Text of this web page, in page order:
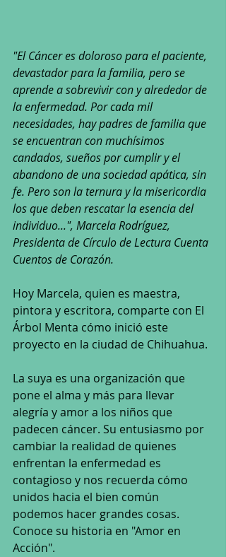
"El Cáncer es doloroso para el paciente,
devastador para la familia, pero se
aprende a sobrevivir con y alrededor de
la enfermedad. Por cada mil
necesidades, hay padres de familia que
se encuentran con muchísimos
candados, sueños por cumplir y el
abandono de una sociedad apática, sin
fe. Pero son la ternura y la misericordia
los que deben rescatar la esencia del
individuo...", Marcela Rodríguez,
Presidenta de Círculo de Lectura Cuenta
Cuentos de Corazón.
Hoy Marcela, quien es maestra,
pintora y escritora, comparte con El
Árbol Menta cómo inició este
proyecto en la ciudad de Chihuahua.
La suya es una organización que
pone el alma y más para llevar
alegría y amor a los niños que
padecen cáncer. Su entusiasmo por
cambiar la realidad de quienes
enfrentan la enfermedad es
contagioso y nos recuerda cómo
unidos hacia el bien común
podemos hacer grandes cosas.
Conoce su historia en "Amor en
Acción".